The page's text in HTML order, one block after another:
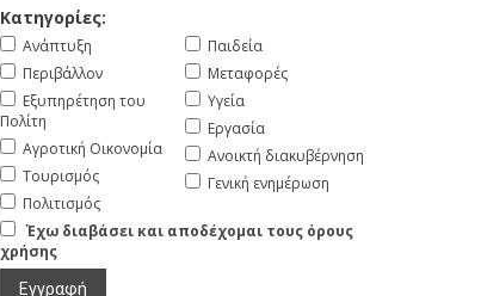
Κατηγορίες:
Ανάπτυξη
Περιβάλλον
Εξυπηρέτηση του
Πολίτη
Αγροτική Οικονομία
Τουρισμός
Πολιτισμός
Παιδεία
Μεταφορές
Υγεία
Εργασία
Ανοικτή διακυβέρνηση
Γενική ενημέρωση
Έχω διαβάσει και αποδέχομαι τους όρους
χρήσης